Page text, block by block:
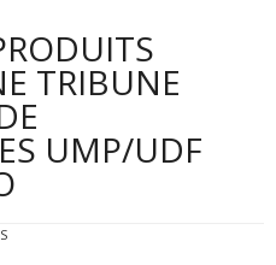
TRIBUNE
UMP/UDF